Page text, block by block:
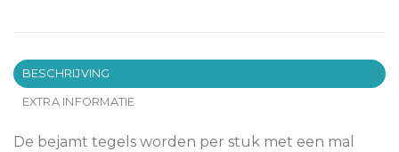
BESCHRIJVING
EXTRA INFORMATIE
De bejamt tegels worden per stuk met een mal